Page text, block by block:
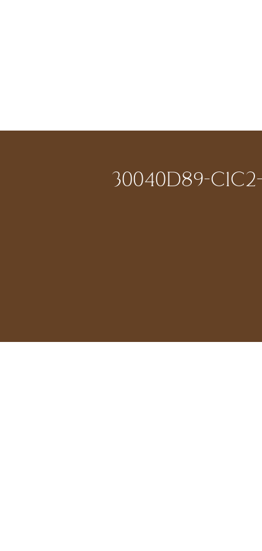
30040D89-